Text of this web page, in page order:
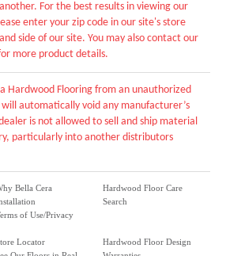
For the best results in viewing our
enter your zip code in our site's store
side of our site. You may also contact our
more product details.
Hardwood Flooring from an unauthorized
automatically void any manufacturer’s
is not allowed to sell and ship material
particularly into another distributors
Bella Cera
of Use/Privacy
Hardwood Floor Care
Search
Locator
Hardwood Floor Design